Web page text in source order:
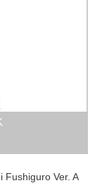
Fushiguro Ver. A